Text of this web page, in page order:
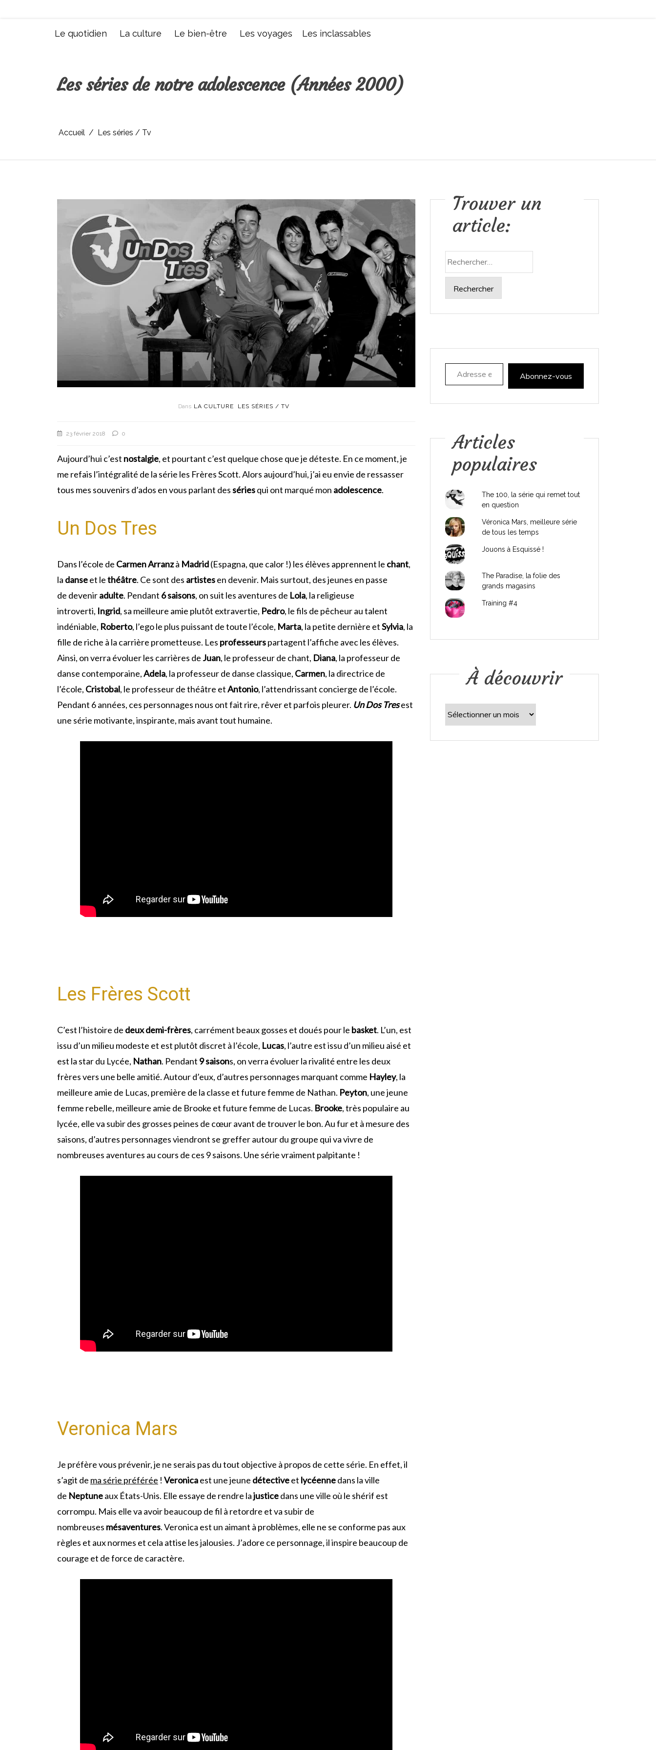
Le quotidien La culture Le bien-être Les voyages Les inclassables
Les séries de notre adolescence (Années 2000)
Accueil Les séries / Tv
Dans LA CULTURE LES SÉRIES / TV
23 février 2018 0
Aujourd’hui c’est nostalgie, et pourtant c’est quelque chose que je déteste. En ce moment, je
me refais l’intégralité de la série les Frères Scott. Alors aujourd’hui, j’ai eu envie de ressasser
tous mes souvenirs d’ados en vous parlant dessériesqui ont marqué mon adolescence.
Un Dos Tres
Dans l’école de Carmen Arranzà Madrid(Espagna, que calor !) les élèves apprennent le chant,
la danseet lethéâtre. Ce sont des artistesen devenir. Mais surtout, des jeunes en passe
de deveniradulte. Pendant 6 saisons, on suit les aventures de Lola, la religieuse
introverti, Ingrid, sa meilleure amie plutôt extravertie, Pedro, le fils de pêcheur au talent
indéniable, Roberto, l’ego le plus puissant de toute l’école, Marta, la petite dernière etSylvia, la
fille de riche à la carrière prometteuse. Les professeurspartagent l’affiche avec les élèves.
Ainsi, on verra évoluer les carrières de Juan, le professeur de chant, Diana, la professeur de
danse contemporaine,Adela, la professeur de danse classique, Carmen, la directrice de
l’école, Cristobal, le professeur de théâtre etAntonio, l’attendrissant concierge de l’école.
Pendant 6 années, ces personnages nous ont fait rire, rêver et parfois pleurer. Un Dos Tresest
une série motivante, inspirante, mais avant tout humaine.
Les Frères Scott
C’est l’histoire de deux demi-frères, carrément beaux gosses et doués pour le basket. L’un, est
issu d’un milieu modeste et est plutôt discret à l’école, Lucas, l’autre est issu d’un milieu aisé et
est la star du Lycée, Nathan. Pendant 9 saisons, on verra évoluer la rivalité entre les deux
frères vers une belle amitié. Autour d’eux, d’autres personnages marquant comme Hayley, la
meilleure amie de Lucas, première de la classe et future femme de Nathan. Peyton, une jeune
femme rebelle, meilleure amie de Brooke et future femme de Lucas. Brooke, très populaire au
lycée, elle va subir des grosses peines de cœur avant de trouver le bon. Au fur et à mesure des
saisons, d’autres personnages viendront se greffer autour du groupe qui va vivre de
nombreuses aventures au cours de ces 9 saisons. Une série vraiment palpitante !
Veronica Mars
Je préfère vous prévenir, je ne serais pas du tout objective à propos de cette série. En effet, il
s’agit de ma série préférée ! Veronicaest une jeune détectiveet lycéennedans la ville
de Neptuneaux États-Unis. Elle essaye de rendre lajusticedans une ville où le shérif est
corrompu. Mais elle va avoir beaucoup de fil à retordre et va subir de
nombreuses mésaventures. Veronica est un aimant à problèmes, elle ne se conforme pas aux
règles et aux normes et cela attise les jalousies. J’adore ce personnage, il inspire beaucoup de
courage et de force de caractère.
Trouver un
article:
Adresse e-mail
Abonnez-vous
Articles
populaires
The 100, la série qui remet tout
en question
Véronica Mars, meilleure série
de tous les temps
Jouons à Esquissé !
The Paradise, la folie des
grands magasins
Training #4
À découvrir
découvrir